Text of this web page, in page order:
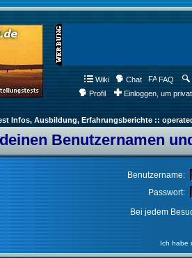
Wiki Chat FAQ
Profil
Einloggen, um
Infos, Ausbildung, Erfahrungsberichte ::
Benutzernamen
Benutzername:
Passwort:
Bei jedem
Ich habe